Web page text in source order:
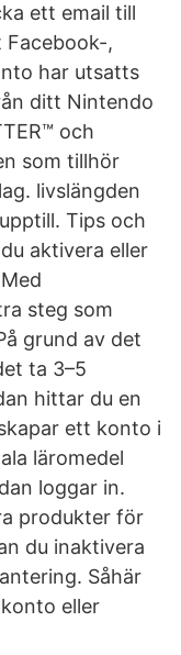
ett email till
Facebook-,
har utsatts
ditt Nintendo
och
som tillhör
livslängden
Tips och
aktivera eller
steg som
grund av det
ta 3–5
hittar du en
ett konto i
läromedel
loggar in.
produkter för
du inaktivera
Såhär
eller